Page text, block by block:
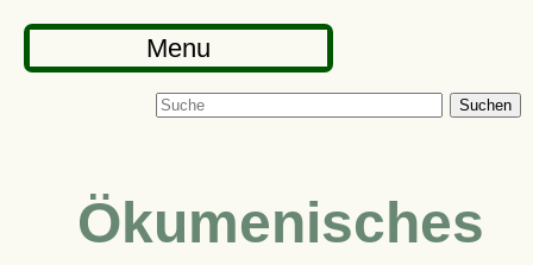
Menu
Suchen
Ökumenisches